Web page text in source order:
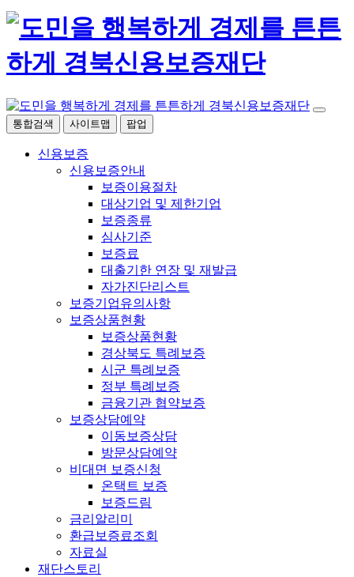
통합검색 사이트맵 팝업
신용보증
신용보증안내
보증이용절차
대상기업 및 제한기업
보증종류
심사기준
보증료
대출기한 연장 및 재발급
자가진단리스트
보증기업유의사항
보증상품현황
보증상품현황
경상북도 특례보증
시군 특례보증
정부 특례보증
금융기관 협약보증
보증상담예약
이동보증상담
방문상담예약
비대면 보증신청
온택트 보증
보증드림
금리알리미
환급보증료조회
자료실
재단스토리